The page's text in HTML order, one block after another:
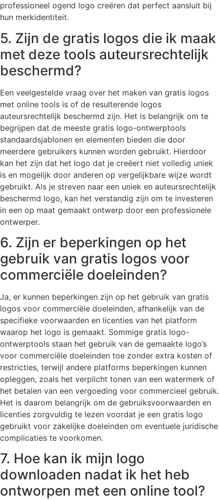
professioneel ogend logo creëren dat perfect aansluit bij
hun merkidentiteit.
5. Zijn de gratis logos die ik maak
met deze tools auteursrechtelijk
beschermd?
Een veelgestelde vraag over het maken van gratis logos
met online tools is of de resulterende logos
auteursrechtelijk beschermd zijn. Het is belangrijk om te
begrijpen dat de meeste gratis logo-ontwerptools
standaardsjablonen en elementen bieden die door
meerdere gebruikers kunnen worden gebruikt. Hierdoor
kan het zijn dat het logo dat je creëert niet volledig uniek
is en mogelijk door anderen op vergelijkbare wijze wordt
gebruikt. Als je streven naar een uniek en auteursrechtelijk
beschermd logo, kan het verstandig zijn om te investeren
in een op maat gemaakt ontwerp door een professionele
ontwerper.
6. Zijn er beperkingen op het
gebruik van gratis logos voor
commerciële doeleinden?
Ja, er kunnen beperkingen zijn op het gebruik van gratis
logos voor commerciële doeleinden, afhankelijk van de
specifieke voorwaarden en licenties van het platform
waarop het logo is gemaakt. Sommige gratis logo-
ontwerptools staan ​​het gebruik van de gemaakte logo’s
voor commerciële doeleinden toe zonder extra kosten of
restricties, terwijl andere platforms beperkingen kunnen
opleggen, zoals het verplicht tonen van een watermerk of
het betalen van een vergoeding voor commercieel gebruik.
Het is daarom belangrijk om de gebruiksvoorwaarden en
licenties zorgvuldig te lezen voordat je een gratis logo
gebruikt voor zakelijke doeleinden om eventuele juridische
complicaties te voorkomen.
7. Hoe kan ik mijn logo
downloaden nadat ik het heb
ontworpen met een online tool?